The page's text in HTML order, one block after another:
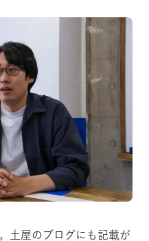
土屋のブログにも記載が